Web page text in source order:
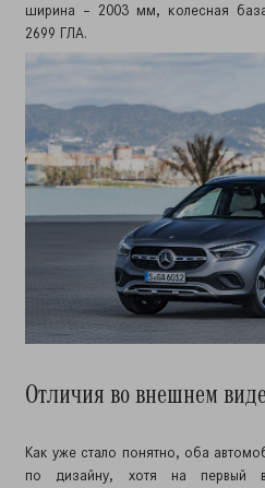
ширина – 2003 мм, колесная
2699 ГЛА.
Отличия во внешнем виде
Как уже стало понятно, оба
по дизайну, хотя на первый